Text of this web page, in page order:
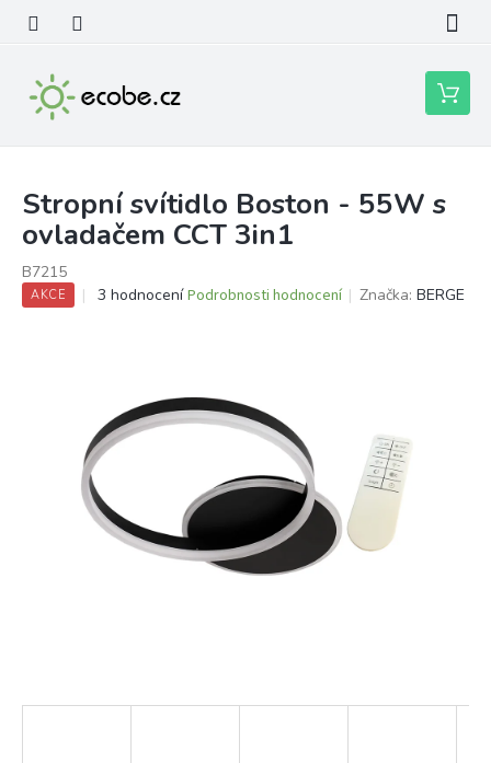
obsah
Nákupní
košík
Stropní svítidlo Boston - 55W s
ovladačem CCT 3in1
B7215
AKCE
Průměrné
hvězdiček.
3 hodnocení Podrobnosti hodnocení Značka:BERGE